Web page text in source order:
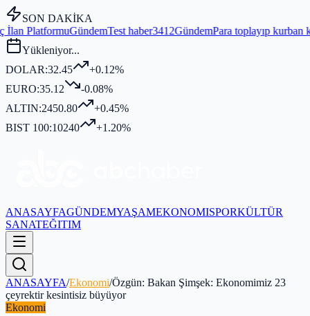
SON DAKİKA
Test haber3412GündemPara toplayıp kurban kesmediği iddia
Yükleniyor...
DOLAR:32.45
+0.12%
EURO:35.12
-0.08%
ALTIN:2450.80
+0.45%
BIST 100:10240 +1.20%
ANASAYFAGÜNDEMYAŞAMEKONOMISPORKÜLTÜR
SANATEĞITIM
ANASAYFA/Ekonomi/Özgün: Bakan Şimşek: Ekonomimiz 23
çeyrektir kesintisiz büyüyor
Ekonomi